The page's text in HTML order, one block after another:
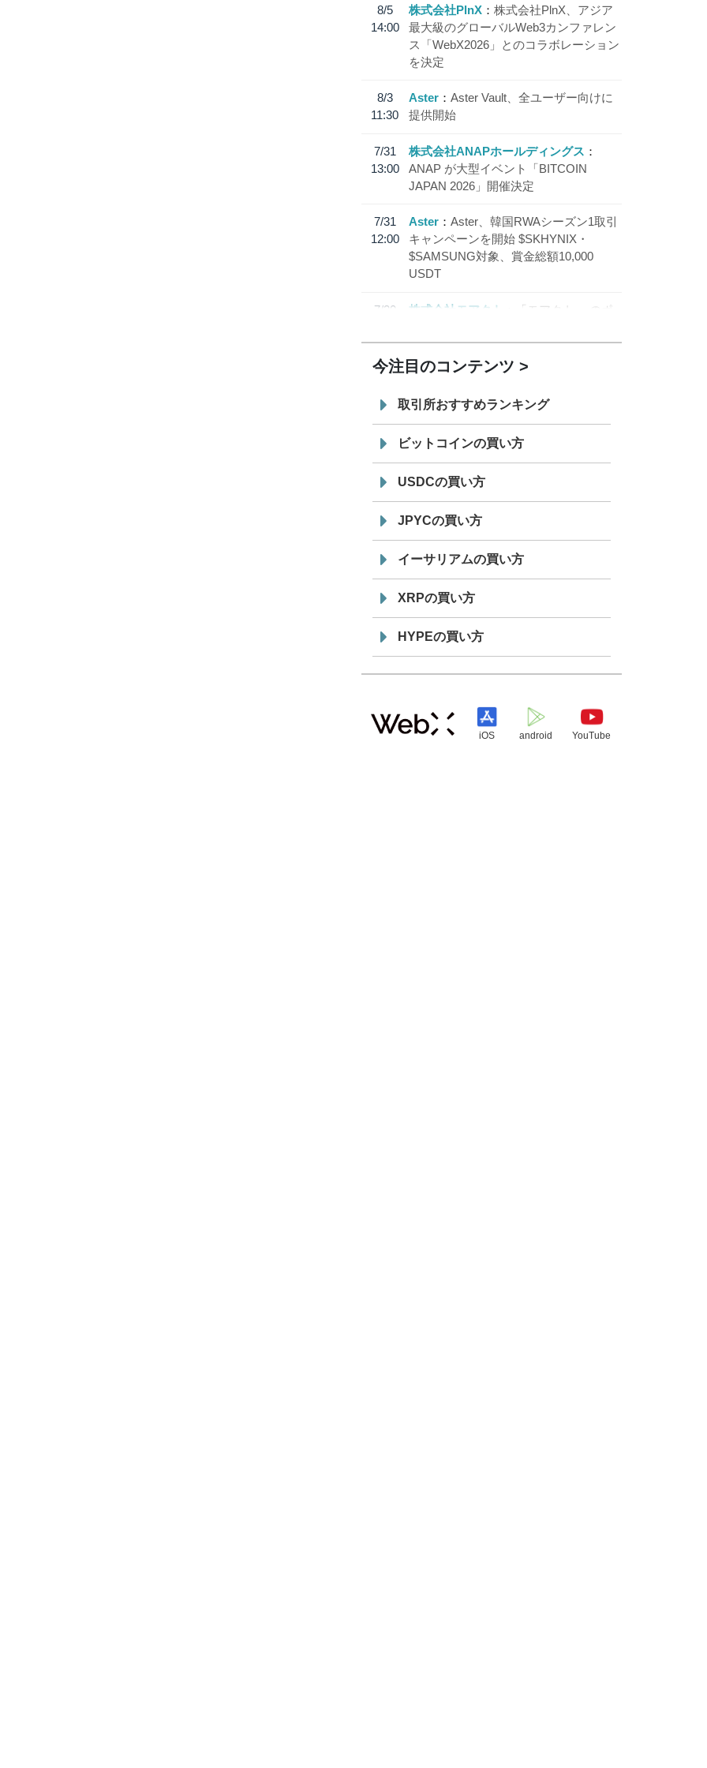
8/5
14:00
株式会社PlnX
株式会社PlnX、アジア
最大級のグローバルWeb3カンファレン
ス「WebX2026」とのコラボレーション
を決定
8/3
11:30
Aster
Aster Vault、全ユーザー向けに
提供開始
7/31
13:00
株式会社ANAPホールディングス
ANAP が大型イベント「BITCOIN
JAPAN 2026」開催決定
7/31
12:00
Aster
Aster、韓国RWAシーズン1取引
キャンペーンを開始 $SKHYNIX・
$SAMSUNG対象、賞金総額10,000
USDT
7/30
株式会社モアクト
「モアクト」 のポ
「 JPYC」を追加
19:30
てステーブルコイン「JPYSC」徹底解
説セミナーを開催
今注目のコンテンツ
取引所おすすめランキング
ビットコインの買い方
USDCの買い方
JPYCの買い方
イーサリアムの買い方
XRPの買い方
HYPEの買い方
iOS android YouTube